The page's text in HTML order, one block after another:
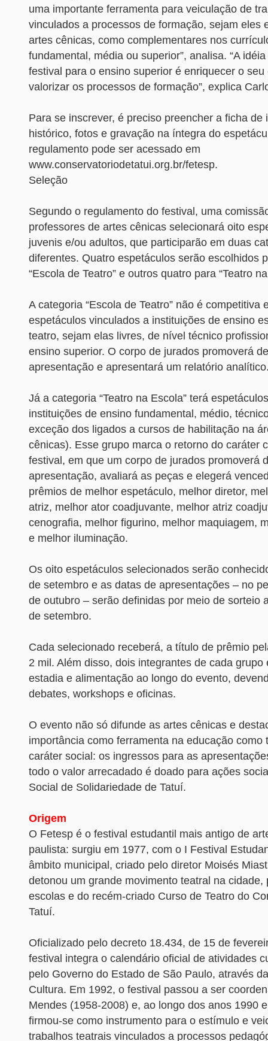
uma importante ferramenta para veiculação de
vinculados a processos de formação, sejam eles
artes cênicas, como complementares nos
fundamental, média ou superior”, analisa. “A
festival para o ensino superior é enriquecer o seu
valorizar os processos de formação”, explica
Para se inscrever, é preciso preencher a ficha de
histórico, fotos e gravação na íntegra do
regulamento pode ser acessado em
www.conservatoriodetatui.org.br/fetesp.
Seleção
Segundo o regulamento do festival, uma
professores de artes cênicas selecionará oito
juvenis e/ou adultos, que participarão em duas
diferentes. Quatro espetáculos serão escolhidos
“Escola de Teatro” e outros quatro para “Teatro
A categoria “Escola de Teatro” não é competitiva
espetáculos vinculados a instituições de ensino
teatro, sejam elas livres, de nível técnico
ensino superior. O corpo de jurados promoverá
apresentação e apresentará um relatório
Já a categoria “Teatro na Escola” terá
instituições de ensino fundamental, médio,
exceção dos ligados a cursos de habilitação na
cênicas). Esse grupo marca o retorno do caráter
festival, em que um corpo de jurados promoverá
apresentação, avaliará as peças e elegerá
prêmios de melhor espetáculo, melhor diretor,
atriz, melhor ator coadjuvante, melhor atriz
cenografia, melhor figurino, melhor maquiagem,
e melhor iluminação.
Os oito espetáculos selecionados serão
de setembro e as datas de apresentações – no
de outubro – serão definidas por meio de sorteio
de setembro.
Cada selecionado receberá, a título de prêmio
2 mil. Além disso, dois integrantes de cada grupo
estadia e alimentação ao longo do evento,
debates, workshops e oficinas.
O evento não só difunde as artes cênicas e
importância como ferramenta na educação como
caráter social: os ingressos para as
todo o valor arrecadado é doado para ações
Social de Solidariedade de Tatuí.
Origem
O Fetesp é o festival estudantil mais antigo de
paulista: surgiu em 1977, com o I Festival
âmbito municipal, criado pelo diretor Moisés
detonou um grande movimento teatral na cidade,
escolas e do recém-criado Curso de Teatro do
Tatuí.
Oficializado pelo decreto 18.434, de 15 de
festival integra o calendário oficial de atividades
pelo Governo do Estado de São Paulo, através
Cultura. Em 1992, o festival passou a ser
Mendes (1958-2008) e, ao longo dos anos 1990
firmou-se como instrumento para o estímulo e
trabalhos teatrais vinculados a processos